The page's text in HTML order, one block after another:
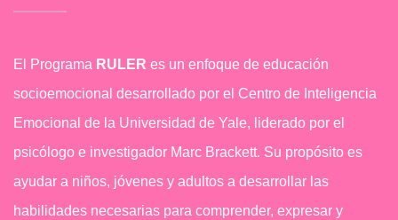
El Programa RULER es un enfoque de educación
socioemocional desarrollado por el Centro de Inteligencia
Emocional de la Universidad de Yale, liderado por el
psicólogo e investigador Marc Brackett. Su propósito es
ayudar a niños, jóvenes y adultos a desarrollar las
habilidades necesarias para comprender, expresar y